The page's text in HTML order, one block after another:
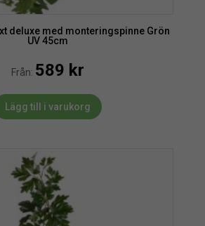
deluxe med monteringspinne Grön
UV 45cm
Från: 589 kr
Lägg till i varukorg